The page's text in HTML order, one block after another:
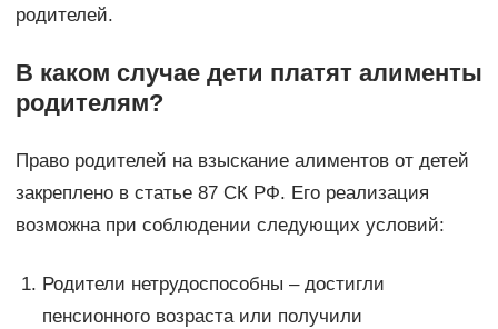
родителей.
В каком случае дети платят алименты
родителям?
Право родителей на взыскание алиментов от детей
закреплено в статье 87 СК РФ. Его реализация
возможна при соблюдении следующих условий:
Родители нетрудоспособны – достигли
пенсионного возраста или получили